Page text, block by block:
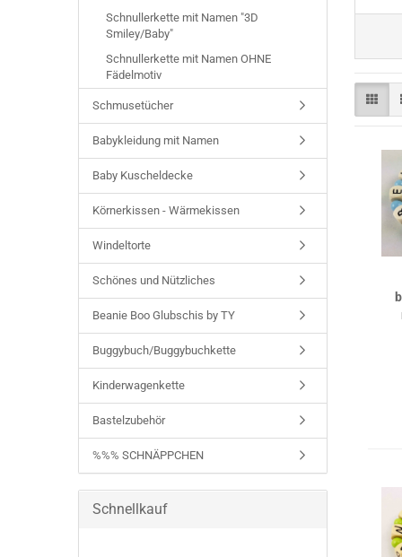
Schnullerkette mit Namen "3D
Smiley/Baby"
Schnullerkette mit Namen OHNE
Fädelmotiv
Schmusetücher
Babykleidung mit Namen
Baby Kuscheldecke
Körnerkissen - Wärmekissen
Windeltorte
Schönes und Nützliches
Beanie Boo Glubschis by TY
Buggybuch/Buggybuchkette
Kinderwagenkette
Bastelzubehör
%%% SCHNÄPPCHEN
Schnellkauf